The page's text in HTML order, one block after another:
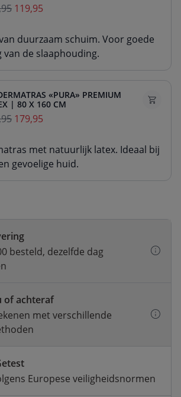
119,95
duurzaam schuim. Voor goede
de slaaphouding.
«PURA» PREMIUM
| 80 X 160 CM
179,95
met natuurlijk latex. Ideaal bij
gevoelige huid.
besteld, dezelfde dag
of achteraf
met verschillende
Europese veiligheidsnormen